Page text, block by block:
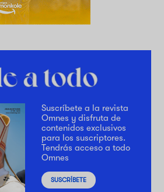
Suscríbete a la revista
Omnes y disfruta de
contenidos exclusivos
para los suscriptores.
Tendrás acceso a todo
Omnes
SUSCRÍBETE